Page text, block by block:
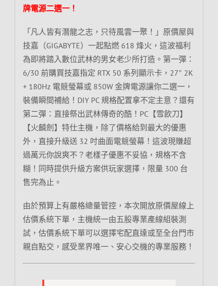
牌電源二選一！
「凡人皆有潛龍之志，只待風雲一聚！」原價屋與
技嘉（GIGABYTE）一起點燃 618 烽火，這波福利
為即將踏入數位武林的男女老少所打造。第一彈：
6/30 前購買技嘉指定 RTX 50 系列顯示卡，27″ 2K
+ 180Hz 電競螢幕或 850W 金牌電源讓你二選一，
裝備瞬間補給！DIY PC 規格配置拿不定主意？還有
第二彈：直接祭出武林傳奇的酷！PC【雪飲刀】
【火麟劍】特仕主機，除了價格給到最大的優惠
外，直接升級送 32 吋曲面電競螢幕！這波現賺超
過萬元你說爽不？老樣子優惠不妥協，規格不含
糊！同時提供升級方案供玩家選擇，限量 300 台
售完為止。
由於預算上有嚴格總量管控，本次開放原價屋線上
估價系統下單，主機統一由五股專業產線組裝測
試，估價系統下單可以選擇宅配直達或至全台門市
親自點交，感受業界唯一、安心交機的專業服務！